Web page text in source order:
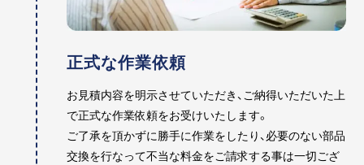
正式な作業依頼
お見積内容を明示させていただき、ご納得いただいた上
で正式な作業依頼をお受けいたします。
ご了承を頂かずに勝手に作業をしたり、必要のない部品
交換を行なって不当な料金をご請求する事は一切ござ